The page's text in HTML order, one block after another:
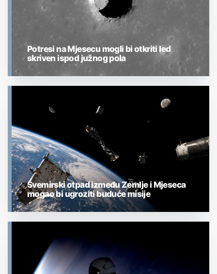
Potresi na Mjesecu mogli bi otkriti led
skriven ispod južnog pola
Svemirski otpad između Zemlje i Mjeseca
mogao bi ugroziti buduće misije